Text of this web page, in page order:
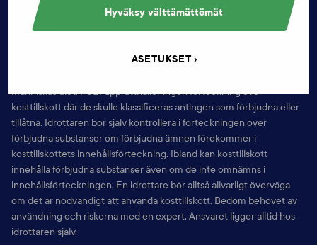
Hyväksy välttämättömät
ASETUKSET
Kosttillskott
människasdiet. FCEI upprätthåller ingen förteckning över
kosttillskott där de skulle klassificeras antingen som förbjudna eller
tillåtna. Idrottaren bör själv kontrollera i förteckningen över
förbjudna substanser om förbjudna ämnen förekommer i
kosttillskottets innehållsförteckning. Ibland kan kosttillskott
innehålla förbjudna substanser även om de inte omnämns i
innehållsförteckningen. En idrottare bör alltså allvarligt överväga
om det är nödvändigt att använda kosttillskott. Bedöm behovet av
användning och riskerna med en expert. Ansvaret ligger alltid hos
idrottaren själv.